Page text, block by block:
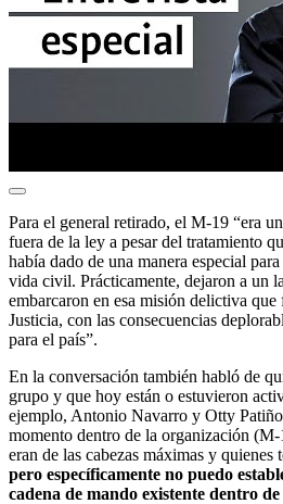
Para el general retirado, el M-19 “era
fuera de la ley a pesar del tratamiento
había dado de una manera especial
vida civil. Prácticamente, dejaron a un
embarcaron en esa misión delictiva
Justicia, con las consecuencias
para el país”.
En la conversación también habló de
grupo y que hoy están o estuvieron
ejemplo, Antonio Navarro y Otty
momento dentro de la organización
eran de las cabezas máximas y quienes
pero específicamente no puedo
cadena de mando existente dentro